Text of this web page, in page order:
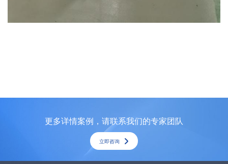
更多详情案例，请联系我们的专家团队
立即咨询